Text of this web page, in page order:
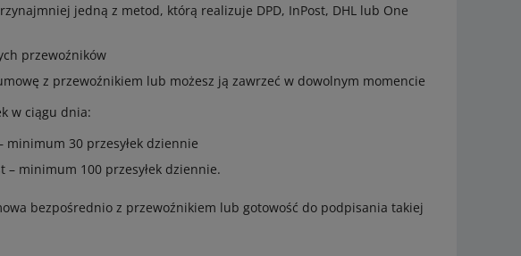
jedną z metod, którą realizuje DPD, InPost, DHL lub One
przewoźników
z przewoźnikiem lub możesz ją zawrzeć w dowolnym momencie
w ciągu dnia:
minimum 30 przesyłek dziennie
– minimum 100 przesyłek dziennie.
bezpośrednio z przewoźnikiem lub gotowość do podpisania takiej